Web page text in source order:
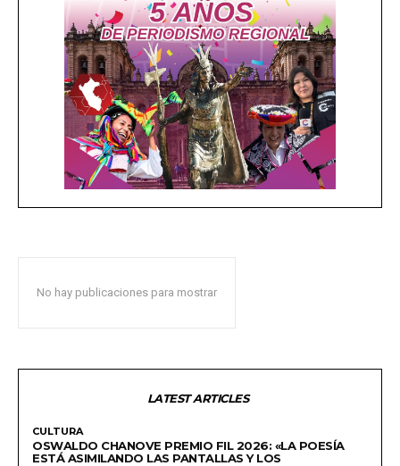
No hay publicaciones para mostrar
LATEST ARTICLES
CULTURA
OSWALDO CHANOVE PREMIO FIL 2026: «LA POESÍA
ESTÁ ASIMILANDO LAS PANTALLAS Y LOS